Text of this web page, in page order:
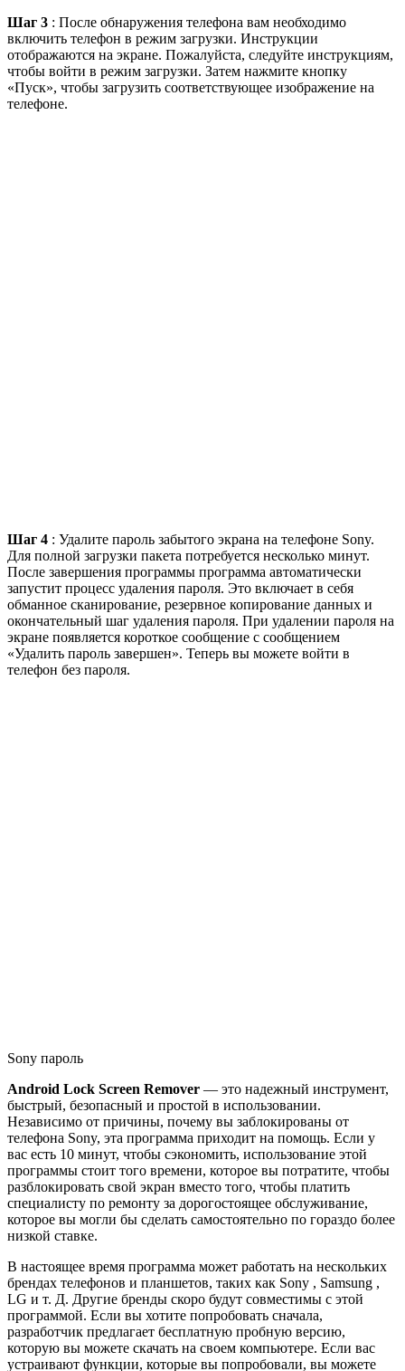
Шаг 3 : После обнаружения телефона вам необходимо
включить телефон в режим загрузки. Инструкции
отображаются на экране. Пожалуйста, следуйте инструкциям,
чтобы войти в режим загрузки. Затем нажмите кнопку
«Пуск», чтобы загрузить соответствующее изображение на
телефоне.
Шаг 4 : Удалите пароль забытого экрана на телефоне Sony.
Для полной загрузки пакета потребуется несколько минут.
После завершения программы программа автоматически
запустит процесс удаления пароля. Это включает в себя
обманное сканирование, резервное копирование данных и
окончательный шаг удаления пароля. При удалении пароля на
экране появляется короткое сообщение с сообщением
«Удалить пароль завершен». Теперь вы можете войти в
телефон без пароля.
Sony пароль
Android Lock Screen Remover — это надежный инструмент,
быстрый, безопасный и простой в использовании.
Независимо от причины, почему вы заблокированы от
телефона Sony, эта программа приходит на помощь. Если у
вас есть 10 минут, чтобы сэкономить, использование этой
программы стоит того времени, которое вы потратите, чтобы
разблокировать свой экран вместо того, чтобы платить
специалисту по ремонту за дорогостоящее обслуживание,
которое вы могли бы сделать самостоятельно по гораздо более
низкой ставке.
В настоящее время программа может работать на нескольких
брендах телефонов и планшетов, таких как Sony , Samsung ,
LG и т. Д. Другие бренды скоро будут совместимы с этой
программой. Если вы хотите попробовать сначала,
разработчик предлагает бесплатную пробную версию,
которую вы можете скачать на своем компьютере. Если вас
устраивают функции, которые вы попробовали, вы можете